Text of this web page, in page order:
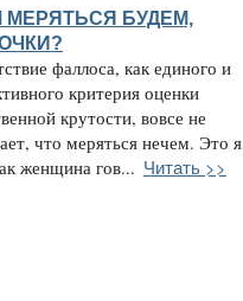
МЕРЯТЬСЯ БУДЕМ,
фаллоса, как единого и
критерия оценки
крутости, вовсе не
что меряться нечем. Это я
женщина гов... Читать >>